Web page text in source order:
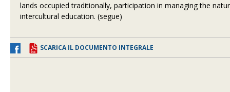
lands occupied traditionally, participation in managing the
intercultural education. (segue)
SCARICA IL DOCUMENTO INTEGRALE